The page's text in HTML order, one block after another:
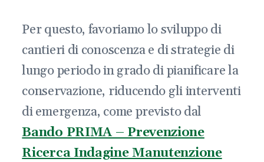
Per questo, favoriamo lo sviluppo di
cantieri di conoscenza e di strategie di
lungo periodo in grado di pianificare la
conservazione, riducendo gli interventi
di emergenza, come previsto dal
Bando PRIMA – Prevenzione
Ricerca Indagine Manutenzione